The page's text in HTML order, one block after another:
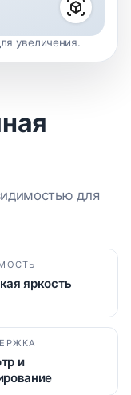
для
яркость
и
увеличения.